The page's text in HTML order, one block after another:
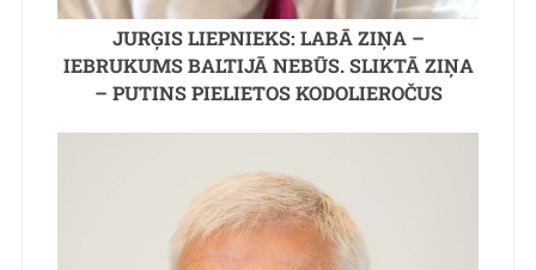
JURĢIS LIEPNIEKS: LABĀ ZIŅA –
IEBRUKUMS BALTIJĀ NEBŪS. SLIKTĀ ZIŅA
– PUTINS PIELIETOS KODOLIEROČUS